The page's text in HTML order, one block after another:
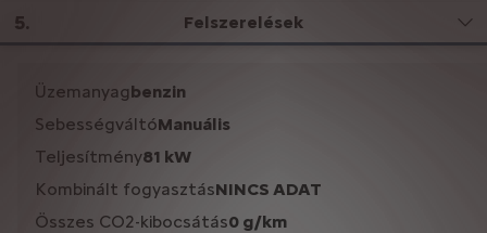
5. Felszerelések
Üzemanyagbenzin
SebességváltóManuális
Teljesítmény81 kW
Kombinált fogyasztásNINCS ADAT
Összes CO2-kibocsátás0 g/km